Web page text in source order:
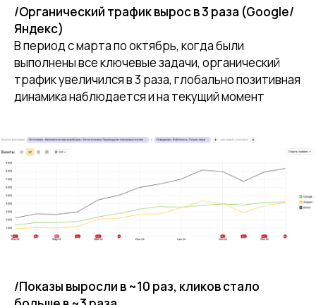
/Органический трафик вырос в 3 раза (Google/
Яндекс)
В период с марта по октябрь, когда были
выполнены все ключевые задачи, органический
трафик увеличился в 3 раза, глобально позитивная
динамика наблюдается и на текущий момент
/Показы выросли в ~10 раз, кликов стало